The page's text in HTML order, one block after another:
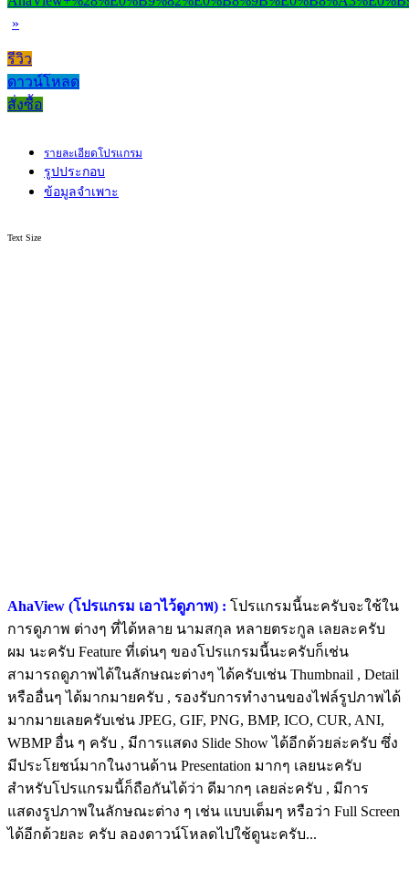
»
รีวิว
ดาวน์โหลด
สั่งซื้อ
รายละเอียดโปรแกรม
รูปประกอบ
ข้อมูลจำเพาะ
Text Size
AhaView (โปรแกรม เอาไว้ดูภาพ) : โปรแกรมนี้นะครับจะใช้ใน
การดูภาพ ต่างๆ ที่ได้หลาย นามสกุล หลายตระกูล เลยละครับ
ผม นะครับ Feature ที่เด่นๆ ของโปรแกรมนี้นะครับก็เช่น
สามารถดูภาพได้ในลักษณะต่างๆ ได้ครับเช่น Thumbnail , Detail
หรืออื่นๆ ได้มากมายครับ , รองรับการทํางานของไฟล์รูปภาพได้
มากมายเลยครับเช่น JPEG, GIF, PNG, BMP, ICO, CUR, ANI,
WBMP อื่น ๆ ครับ , มีการแสดง Slide Show ได้อีกด้วยล่ะครับ ซึ่ง
มีประโยชน์มากในงานด้าน Presentation มากๆ เลยนะครับ
สำหรับโปรแกรมนี้ก็ถือกันได้ว่า ดีมากๆ เลยล่ะครับ , มีการ
แสดงรูปภาพในลักษณะต่าง ๆ เช่น แบบเต็มๆ หรือว่า Full Screen
ได้อีกด้วยละ ครับ ลองดาวน์โหลดไปใช้ดูนะครับ...